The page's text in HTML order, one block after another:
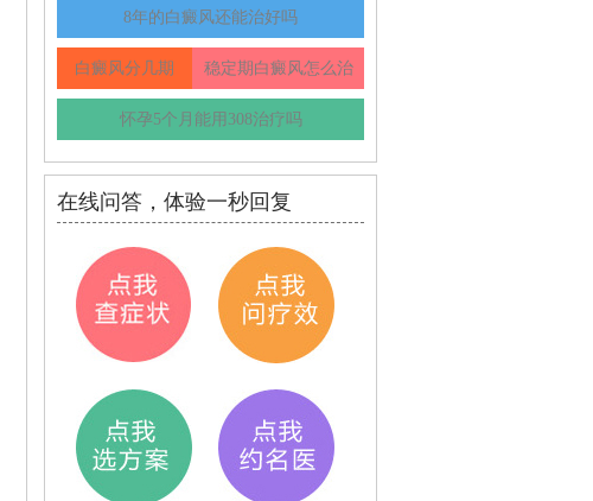
8年的白癜风还能治好吗
白癜风分几期 稳定期白癜风怎么治
怀孕5个月能用308治疗吗
在线问答，体验一秒回复